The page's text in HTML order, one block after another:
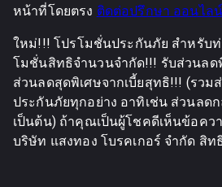
หน้าที่โดยตรง ติดต่อปรึกษา ออนไลน์
ใหม่!!! โปรโมชั่นประกันภัย สำหรับ
โมชั่นสิทธิจำนวนจำกัด!!! รับส่วนลด
ส่วนลดสุดพิเศษจากเบี้ยสุทธิ!!! (รวม
ประกันภัยทุกอย่าง อาทิเช่น ส่วนลด
เป็นต้น) ถ้าคุณเป็นผู้โชคดีเห็นข้อคว
บริษัท แสงทอง โบรคเกอร์ จำกัด สิ